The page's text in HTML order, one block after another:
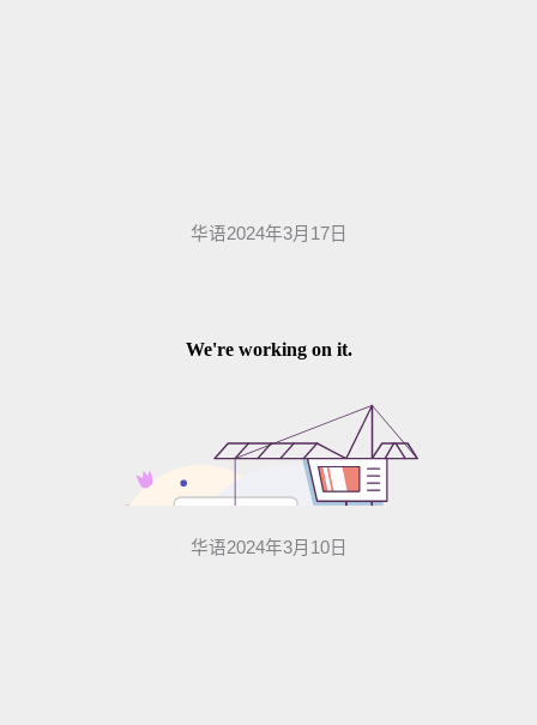
华语2024年3月17日
华语2024年3月10日